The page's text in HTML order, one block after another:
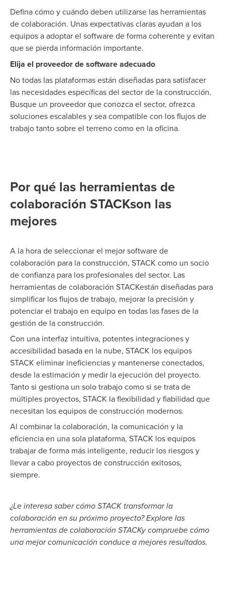
Defina cómo y cuándo deben utilizarse las herramientas
de colaboración. Unas expectativas claras ayudan a los
equipos a adoptar el software de forma coherente y evitan
que se pierda información importante.
Elija el proveedor de software adecuado
No todas las plataformas están diseñadas para satisfacer
las necesidades específicas del sector de la construcción.
Busque un proveedor que conozca el sector, ofrezca
soluciones escalables y sea compatible con los flujos de
trabajo tanto sobre el terreno como en la oficina.
Por qué las herramientas de
colaboración STACKson las
mejores
A la hora de seleccionar el mejor software de
colaboración para la construcción, STACK como un socio
de confianza para los profesionales del sector. Las
herramientas de colaboración STACKestán diseñadas para
simplificar los flujos de trabajo, mejorar la precisión y
potenciar el trabajo en equipo en todas las fases de la
gestión de la construcción.
Con una interfaz intuitiva, potentes integraciones y
accesibilidad basada en la nube, STACK los equipos
STACK eliminar ineficiencias y mantenerse conectados,
desde la estimación y medir la ejecución del proyecto.
Tanto si gestiona un solo trabajo como si se trata de
múltiples proyectos, STACK la flexibilidad y fiabilidad que
necesitan los equipos de construcción modernos.
Al combinar la colaboración, la comunicación y la
eficiencia en una sola plataforma, STACK los equipos
trabajar de forma más inteligente, reducir los riesgos y
llevar a cabo proyectos de construcción exitosos,
siempre.
¿Le interesa saber cómo STACK transformar la
colaboración en su próximo proyecto? Explore las
herramientas de colaboración STACKy compruebe cómo
una mejor comunicación conduce a mejores resultados.